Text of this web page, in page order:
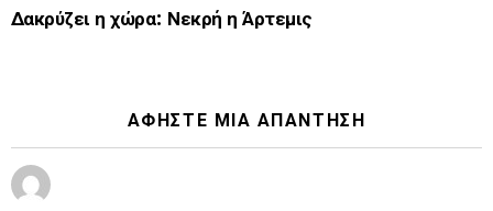
Δακρύζει η χώρα: Νεκρή η Άρτεμις
ΑΦΉΣΤΕ ΜΙΑ ΑΠΆΝΤΗΣΗ